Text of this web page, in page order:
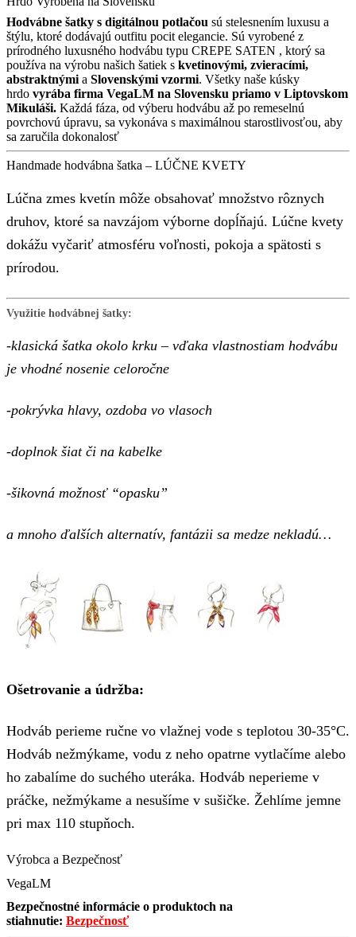
Hodvábne šatky s digitálnou potlačou sú stelesnením luxusu a
štýlu, ktoré dodávajú outfitu pocit elegancie. Sú vyrobené z
prírodného luxusného hodvábu typu CREPE SATEN , ktorý sa
používa na výrobu našich šatiek s kvetinovými, zvieracími,
abstraktnými a Slovenskými vzormi. Všetky naše kúsky
hrdo vyrába firma VegaLM na Slovensku priamo v Liptovskom
Mikuláši. Každá fáza, od výberu hodvábu až po remeselnú
povrchovú úpravu, sa vykonáva s maximálnou starostlivosťou, aby
sa zaručila dokonalosť
Handmade hodvábna šatka – LÚČNE KVETY
Lúčna zmes kvetín môže obsahovať množstvo rôznych
druhov, ktoré sa navzájom výborne dopĺňajú. Lúčne kvety
dokážu vyčariť atmosféru voľnosti, pokoja a spätosti s
prírodou.
Využitie hodvábnej šatky:
-klasická šatka okolo krku – vďaka vlastnostiam hodvábu
je vhodné nosenie celoročne
-pokrývka hlavy, ozdoba vo vlasoch
-doplnok šiat či na kabelke
-šikovná možnosť “opasku”
a mnoho ďalších alternatív, fantázii sa medze nekladú…
Ošetrovanie a údržba:
Hodváb perieme ručne vo vlažnej vode s teplotou 30-35°C.
Hodváb nežmýkame, vodu z neho opatrne vytlačíme alebo
ho zabalíme do suchého uteráka. Hodváb neperieme v
práčke, nežmýkame a nesušíme v sušičke. Žehlíme jemne
pri max 110 stupňoch.
Výrobca a Bezpečnosť
VegaLM
Bezpečnostné informácie o produktoch na
stiahnutie: Bezpečnosť